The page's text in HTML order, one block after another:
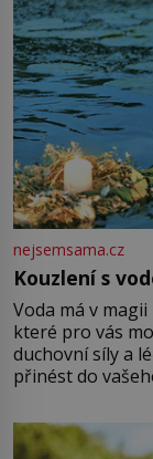
nejsemsama.cz
Kouzlení s
Voda má v
které pro vás
duchovní síly a
přinést do
můžete obohatit
větší harmonii a